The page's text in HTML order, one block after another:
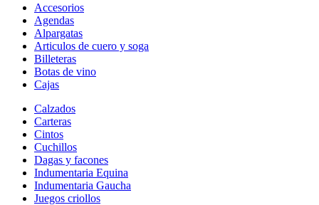
Accesorios
Agendas
Alpargatas
Articulos de cuero y soga
Billeteras
Botas de vino
Cajas
Calzados
Carteras
Cintos
Cuchillos
Dagas y facones
Indumentaria Equina
Indumentaria Gaucha
Juegos criollos